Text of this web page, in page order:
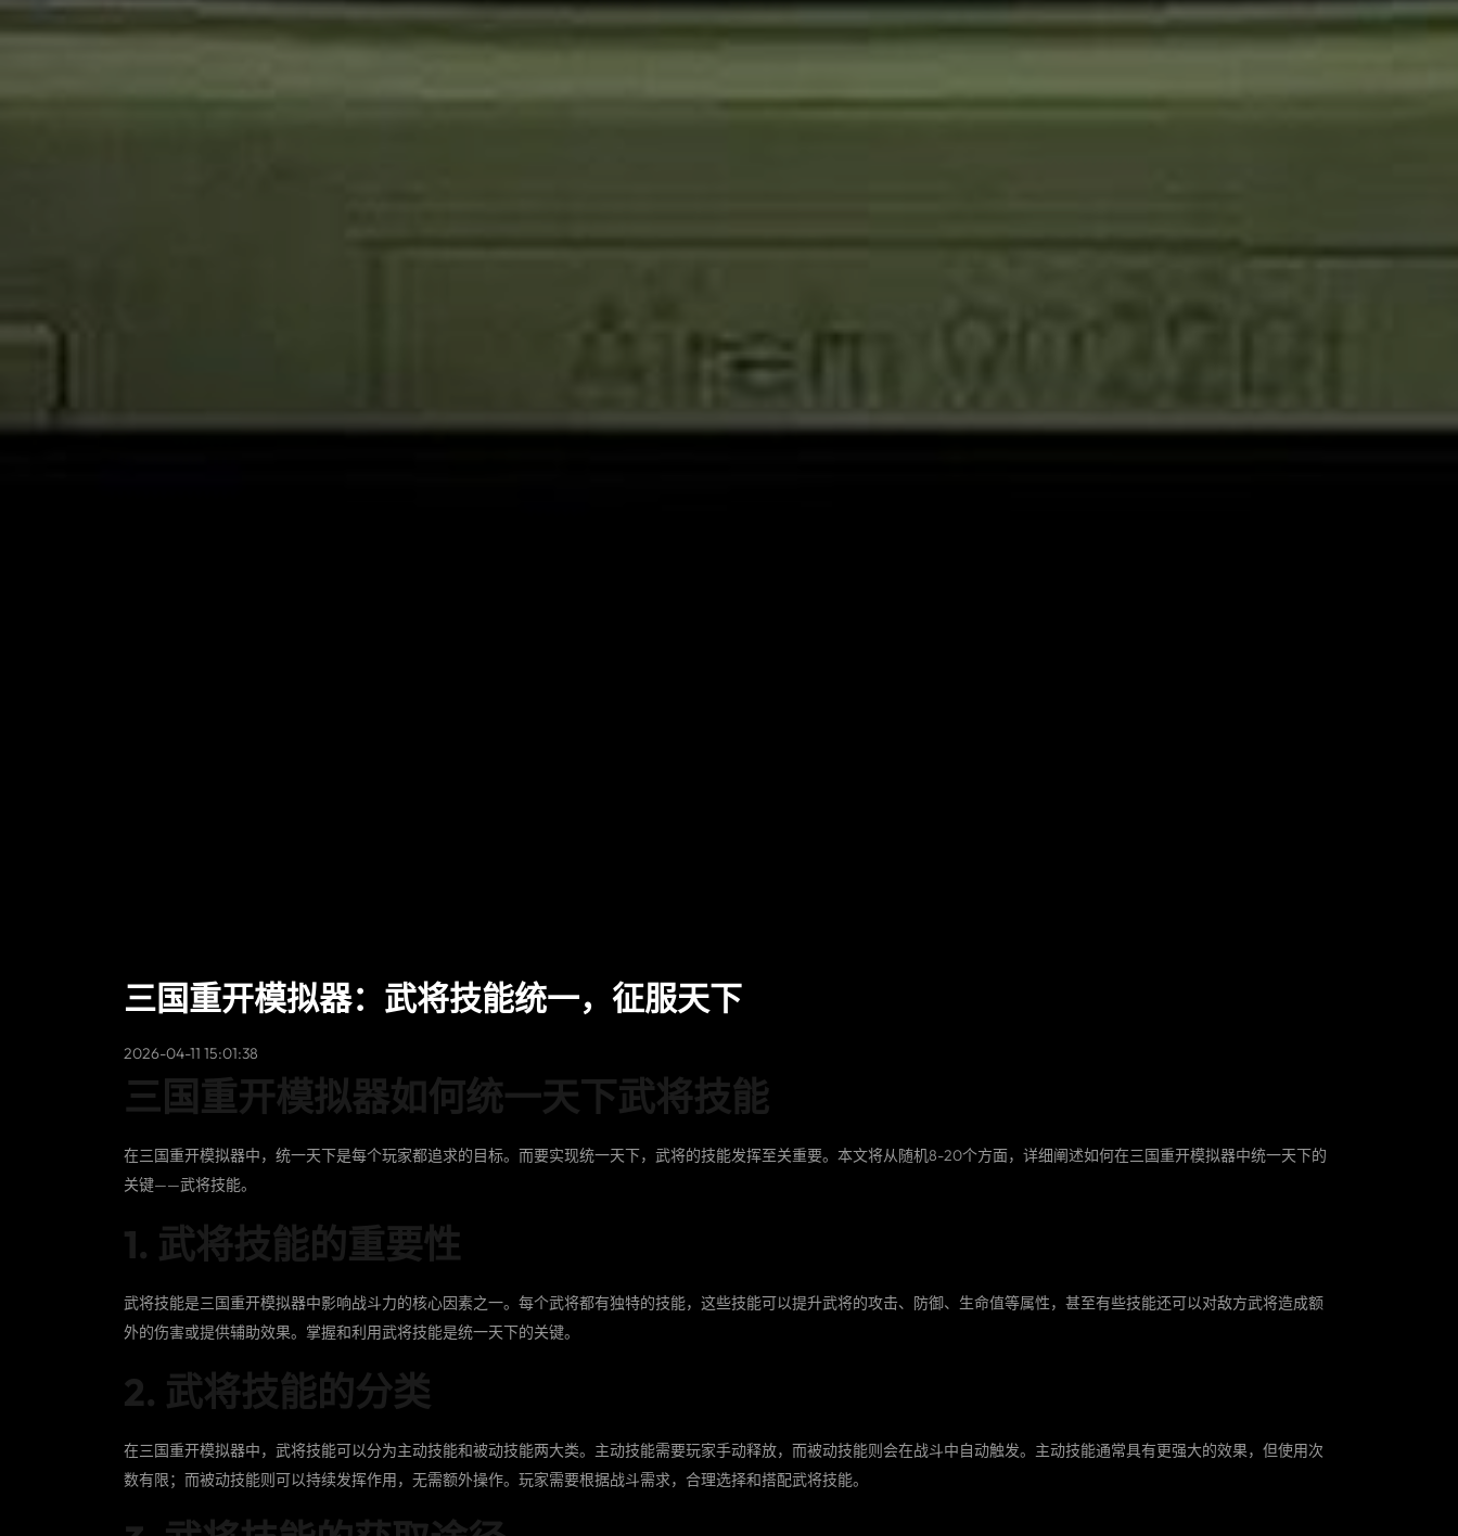
三国重开模拟器：武将技能统一，征服天下
2026-04-11 15:01:38
三国重开模拟器如何统一天下武将技能
在三国重开模拟器中，统一天下是每个玩家都追求的目标。而要实现统一天下，武将的技能发挥至关重要。本文将从随机8-20个方面，详细阐述如何在三国重开模拟器中统一天下的
关键——武将技能。
1. 武将技能的重要性
武将技能是三国重开模拟器中影响战斗力的核心因素之一。每个武将都有独特的技能，这些技能可以提升武将的攻击、防御、生命值等属性，甚至有些技能还可以对敌方武将造成额
外的伤害或提供辅助效果。掌握和利用武将技能是统一天下的关键。
2. 武将技能的分类
在三国重开模拟器中，武将技能可以分为主动技能和被动技能两大类。主动技能需要玩家手动释放，而被动技能则会在战斗中自动触发。主动技能通常具有更强大的效果，但使用次
数有限；而被动技能则可以持续发挥作用，无需额外操作。玩家需要根据战斗需求，合理选择和搭配武将技能。